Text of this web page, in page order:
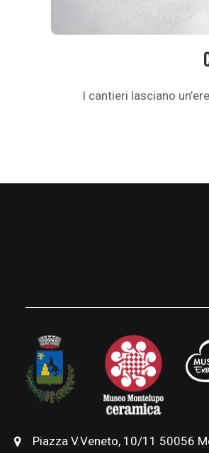
I cantieri lasciano
Piazza V.Veneto, 10/11 50056